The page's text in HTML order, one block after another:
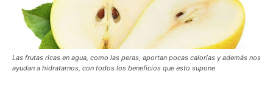
Las frutas ricas en agua, como las peras, aportan pocas calorías y además nos
ayudan a hidratarnos, con todos los beneficios que esto supone